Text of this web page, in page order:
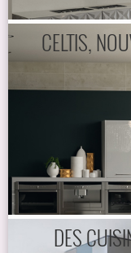
CELTIS,
DES